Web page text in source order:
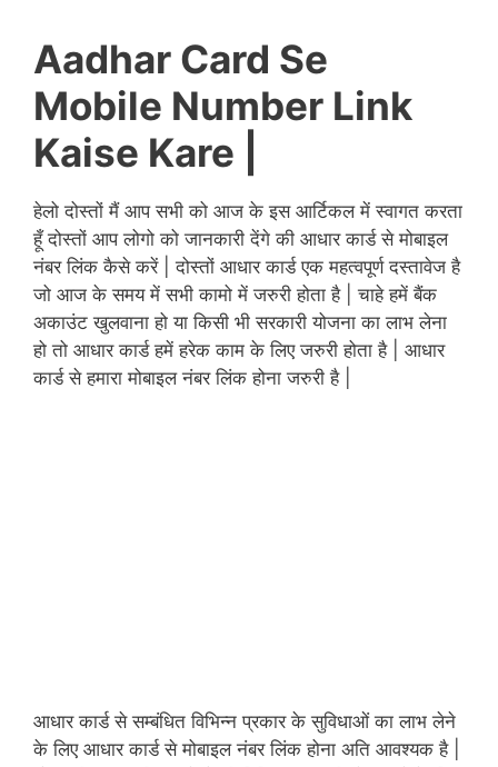
Aadhar Card Se
Mobile Number Link
Kaise Kare |
हेलो दोस्तों मैं आप सभी को आज के इस आर्टिकल में स्वागत करता
हूँ दोस्तों आप लोगो को जानकारी देंगे की आधार कार्ड से मोबाइल
नंबर लिंक कैसे करें | दोस्तों आधार कार्ड एक महत्वपूर्ण दस्तावेज है
जो आज के समय में सभी कामो में जरुरी होता है | चाहे हमें बैंक
अकाउंट खुलवाना हो या किसी भी सरकारी योजना का लाभ लेना
हो तो आधार कार्ड हमें हरेक काम के लिए जरुरी होता है | आधार
कार्ड से हमारा मोबाइल नंबर लिंक होना जरुरी है |
आधार कार्ड से सम्बंधित विभिन्न प्रकार के सुविधाओं का लाभ लेने
के लिए आधार कार्ड से मोबाइल नंबर लिंक होना अति आवश्यक है |